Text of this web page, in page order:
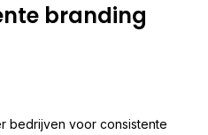
branding
bedrijven voor consistente